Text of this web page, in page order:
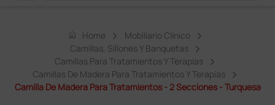
home Home
Mobiliario Clínico
Camillas, Sillones Y Banquetas
Camillas Para Tratamientos Y Terapias
Camillas De Madera Para Tratamientos Y Terapias
Camilla De Madera Para Tratamientos - 2 Secciones - Turquesa